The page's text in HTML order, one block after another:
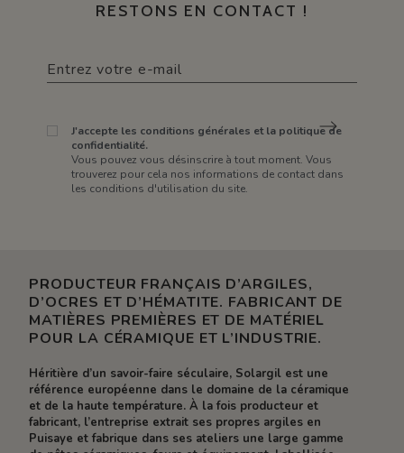
RESTONS EN CONTACT !
J'accepte les conditions générales et la politique de
confidentialité.
Vous pouvez vous désinscrire à tout moment. Vous
trouverez pour cela nos informations de contact dans
les conditions d'utilisation du site.
PRODUCTEUR FRANÇAIS D’ARGILES,
D’OCRES ET D’HÉMATITE. FABRICANT DE
MATIÈRES PREMIÈRES ET DE MATÉRIEL
POUR LA CÉRAMIQUE ET L’INDUSTRIE.
Héritière d’un savoir-faire séculaire, Solargil est une
référence européenne dans le domaine de la céramique
et de la haute température. À la fois producteur et
fabricant, l’entreprise extrait ses propres argiles en
Puisaye et fabrique dans ses ateliers une large gamme